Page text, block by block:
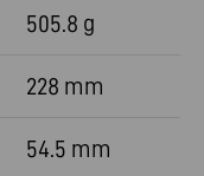
505.8 g
228 mm
54.5 mm